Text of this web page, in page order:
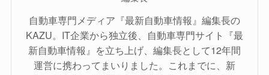
自動車専門メディア『最新自動車情報』編集長の
KAZU。IT企業から独立後、自動車専門サイト『最
新自動車情報』を立ち上げ、編集長として12年間
運営に携わってまいりました。これまでに、新